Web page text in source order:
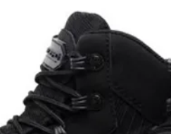
da cintura;
coldre, para
do